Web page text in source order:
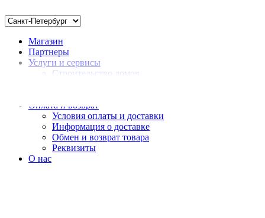
Магазин
Партнеры
Услуги и сервисы
Строительство домов
Оплата и возврат
Условия оплаты и доставки
Информация о доставке
Обмен и возврат товара
Реквизиты
О нас